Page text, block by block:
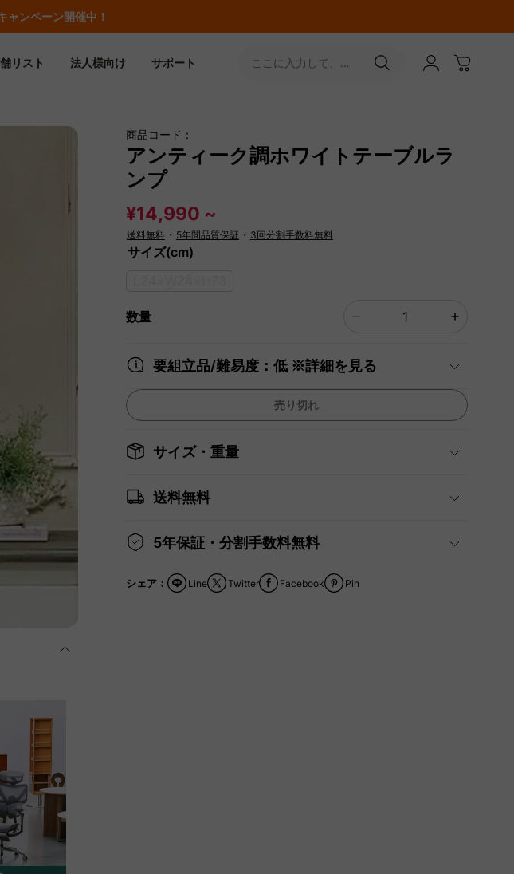
ンペーン開催中！
リスト 法人様向け サポート
ここに入力して、
商品コード：
アンティーク調ホワイトテーブルラ
ンプ
¥14,990 ~
送料無料 ・ 5年間品質保証 ・ 3回分割手数料無料
サイズ(cm)
数量
要組立品/難易度：低 ※詳細を見る
売り切れ
サイズ・重量
送料無料
5年保証・分割手数料無料
シェア： Facebook
Twitter Pin
Line